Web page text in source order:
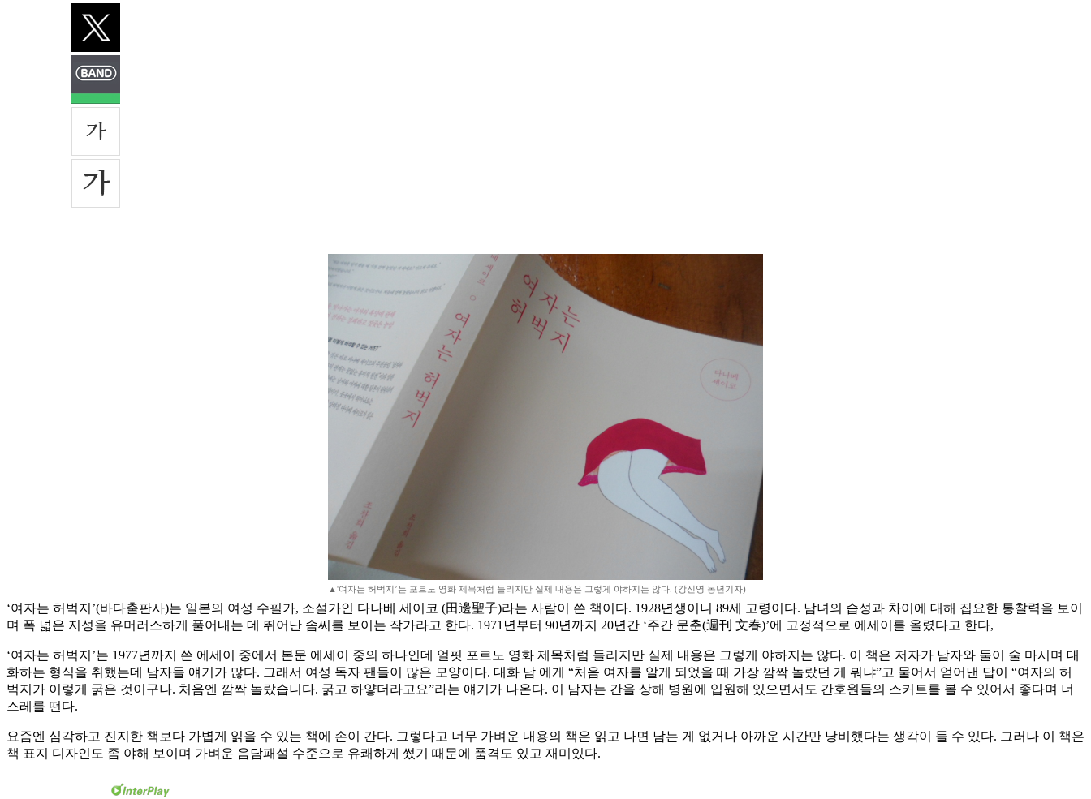
▲'여자는 허벅지’는 포르노 영화 제목처럼 들리지만 실제 내용은 그렇게 야하지는 않다. (강신영 동년기자)
‘여자는 허벅지’(바다출판사)는 일본의 여성 수필가, 소설가인 다나베 세이코 (田邊聖子)라는 사람이 쓴 책이다. 1928년생이니 89세 고령이다. 남녀의 습성과 차이에 대해 집요한 통찰력을 보이
며 폭 넓은 지성을 유머러스하게 풀어내는 데 뛰어난 솜씨를 보이는 작가라고 한다. 1971년부터 90년까지 20년간 ‘주간 문춘(週刊 文春)’에 고정적으로 에세이를 올렸다고 한다,
‘여자는 허벅지’는 1977년까지 쓴 에세이 중에서 본문 에세이 중의 하나인데 얼핏 포르노 영화 제목처럼 들리지만 실제 내용은 그렇게 야하지는 않다. 이 책은 저자가 남자와 둘이 술 마시며 대
화하는 형식을 취했는데 남자들 얘기가 많다. 그래서 여성 독자 팬들이 많은 모양이다. 대화 남 에게 “처음 여자를 알게 되었을 때 가장 깜짝 놀랐던 게 뭐냐”고 물어서 얻어낸 답이 “여자의 허
벅지가 이렇게 굵은 것이구나. 처음엔 깜짝 놀랐습니다. 굵고 하얗더라고요”라는 얘기가 나온다. 이 남자는 간을 상해 병원에 입원해 있으면서도 간호원들의 스커트를 볼 수 있어서 좋다며 너
스레를 떤다.
요즘엔 심각하고 진지한 책보다 가볍게 읽을 수 있는 책에 손이 간다. 그렇다고 너무 가벼운 내용의 책은 읽고 나면 남는 게 없거나 아까운 시간만 낭비했다는 생각이 들 수 있다. 그러나 이 책은
책 표지 디자인도 좀 야해 보이며 가벼운 음담패설 수준으로 유쾌하게 썼기 때문에 품격도 있고 재미있다.